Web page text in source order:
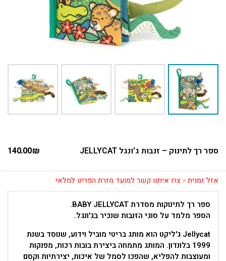
ספר רך לתינוק – זנבות ג'ונגל JELLYCAT 140.00₪
אזל זמנית - צרו איתנו קשר למועד חזרת הפריט למלאי
ספר רך לתינוקות מסדרת BABY JELLYCAT.
הספר מלמד על סוגי הזנבות שנכיר בג'ונגל.
Jellycat ג'ליקט הוא מותג בריטי מוביל וידוע, שנוסד בשנת
1999 בלונדון. המותג מתמחה ביצירת בובות רכות, מפנקות
ומעוצבות להפליא, שהפכו לסמל של איכות, יצירתיות וקסם